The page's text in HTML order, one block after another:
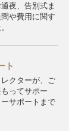
夜、告別式ま
や費用に関す
ト
クターが、ご
ってサポー
サポートまで